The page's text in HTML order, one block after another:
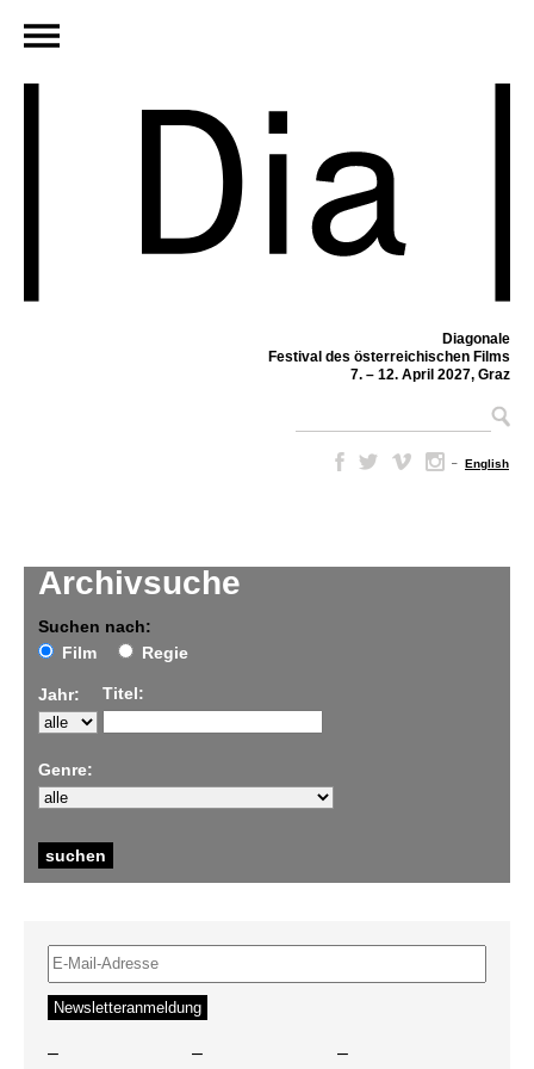
Diagonale
Festival des österreichischen Films
7. – 12. April 2027, Graz
– English
Archivsuche
Suchen nach:
Film
Regie
Jahr: Titel:
Genre:
– – –